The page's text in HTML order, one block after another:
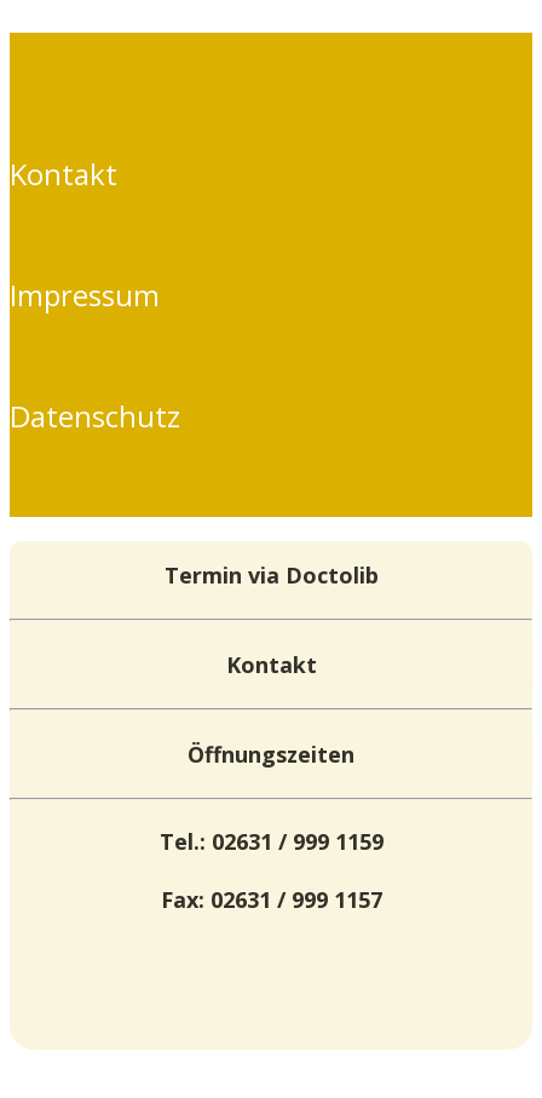
Kontakt
Impressum
Datenschutz
Termin via Doctolib
Kontakt
Öffnungszeiten
Tel.: 02631 / 999 1159
Fax: 02631 / 999 1157